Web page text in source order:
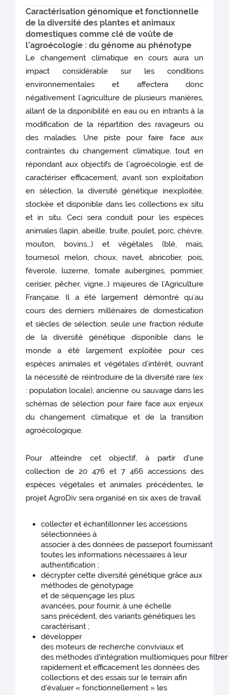
Caractérisation génomique et fonctionnelle
de la diversité des plantes et animaux
domestiques comme clé de voûte de
l’agroécologie : du génome au phénotype
Le changement climatique en cours aura un
impact considérable sur les conditions
environnementales et affectera donc
négativement l’agriculture de plusieurs manières,
allant de la disponibilité en eau ou en intrants à la
modification de la répartition des ravageurs ou
des maladies. Une piste pour faire face aux
contraintes du changement climatique, tout en
répondant aux objectifs de l’agroécologie, est de
caractériser efficacement, avant son exploitation
en sélection, la diversité génétique inexploitée,
stockée et disponible dans les collections ex situ
et in situ. Ceci sera conduit pour les espèces
animales (lapin, abeille, truite, poulet, porc, chèvre,
mouton, bovins…) et végétales (blé, maïs,
tournesol melon, choux, navet, abricotier, pois,
fèverole, luzerne, tomate aubergines, pommier,
cerisier, pêcher, vigne…) majeures de l’Agriculture
Française. Il a été largement démontré qu’au
cours des derniers millénaires de domestication
et siècles de sélection, seule une fraction réduite
de la diversité génétique disponible dans le
monde a été largement exploitée pour ces
espèces animales et végétales d’intérêt, ouvrant
la nécessité de réintroduire de la diversité rare (ex
: population locale), ancienne ou sauvage dans les
schémas de sélection pour faire face aux enjeux
du changement climatique et de la transition
agroécologique.
Pour atteindre cet objectif, à partir d'une
collection de 20 476 et 7 466 accessions des
espèces végétales et animales précédentes, le
projet AgroDiv sera organisé en six axes de travail
collecter et échantillonner les accessions
sélectionnées à
associer à des données de passeport fournissant
toutes les informations nécessaires à leur
authentification ;
décrypter cette diversité génétique grâce aux
méthodes de génotypage
et de séquençage les plus
avancées, pour fournir, à une échelle
sans précédent, des variants génétiques les
caractérisant ;
développer
des moteurs de recherche conviviaux et
des méthodes d'intégration multiomiques pour filtrer
rapidement et efficacement les données des
collections et des essais sur le terrain afin
d'évaluer « fonctionnellement » les